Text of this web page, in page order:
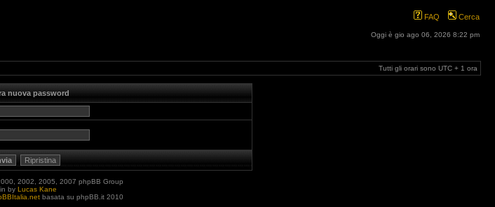
FAQ Cerca
Oggi è gio ago 06, 2026 8:22 pm
Tutti gli orari sono UTC + 1 ora
nuova password
2002, 2005, 2007 phpBB Group
by Lucas Kane
basata su phpBB.it 2010